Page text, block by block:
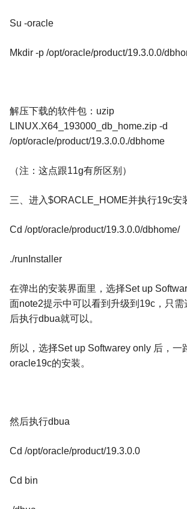
Su -oracle
Mkdir -p /opt/oracle/product/19.3.0.0/
解压下载的软件包： uzip
LINUX.X64_193000_db_home.zip -d
/opt/oracle/product/19.3.0.0./dbhome
（注：这点跟11g有所区别）
三、进入$ORACLE_HOME并执行19c安
Cd /opt/oracle/product/19.3.0.0/dbhome/
./runInstaller
在弹出的安装界面里，选择Set up
面note2提示中可以看到升级到 19c ，只
后执行dbua就可以。
所以，选择Set up Softwarey only 后，一
oracle19c的安装。
然后执行dbua
Cd /opt/oracle/product/19.3.0.0
Cd bin